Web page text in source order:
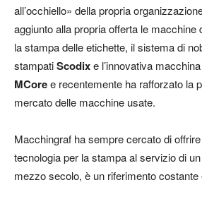
all’occhiello» della propria
aggiunto alla propria offerta le macchine
la stampa delle etichette, il sistema di
stampatiScodixe l’innovativa
MCoree recentemente ha rafforzato la
mercato delle macchine usate.
Macchingraf ha sempre cercato di
tecnologia per la stampa al servizio di
mezzo secolo, è un riferimento costante